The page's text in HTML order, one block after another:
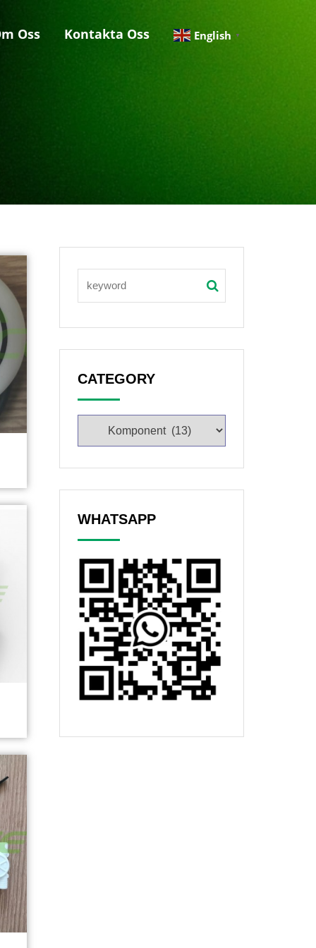
Oss Kontakta Oss English ▼
CATEGORY
WHATSAPP